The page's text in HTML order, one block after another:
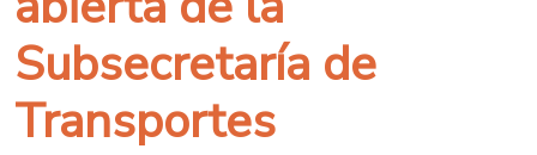
Subsecretaría de
Transportes